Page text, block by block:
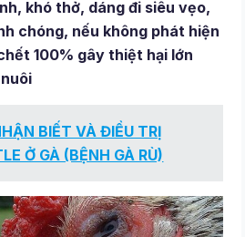
khó thở, dáng đi siêu vẹo,
chóng, nếu không phát hiện
100% gây thiệt hại lớn
BIẾT VÀ ĐIỀU TRỊ
Ở GÀ (BỆNH GÀ RÙ)